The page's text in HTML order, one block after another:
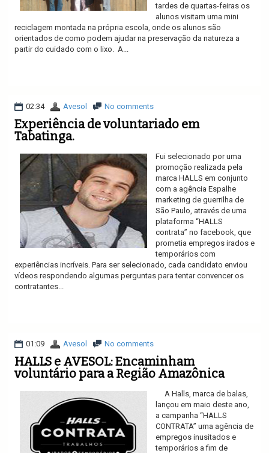
tardes de quartas-feiras os
alunos visitam uma mini
reciclagem montada na própria escola, onde os alunos são
orientados de como podem ajudar na preservação da natureza a
partir do cuidado com o lixo. A...
02:34 Avesol No comments
Experiência de voluntariado em
Tabatinga.
Fui selecionado por uma
promoção realizada pela
marca HALLS em conjunto
com a agência Espalhe
marketing de guerrilha de
São Paulo, através de uma
plataforma “HALLS
contrata” no facebook, que
prometia empregos irados e
temporários com
experiências incríveis. Para ser selecionado, cada candidato enviou
vídeos respondendo algumas perguntas para tentar convencer os
contratantes...
01:09 Avesol No comments
HALLS e AVESOL: Encaminham
voluntário para a Região Amazônica
A Halls, marca de balas,
lançou em maio deste ano,
a campanha “HALLS
CONTRATA” uma agência de
empregos inusitados e
temporários a fim de